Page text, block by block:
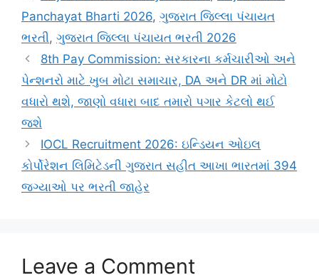
Panchayat Bharti 2026, ગુજરાત જિલ્લા પંચાયત
ભરતી, ગુજરાત જિલ્લા પંચાયત ભરતી 2026
8th Pay Commission: સરકારના કર્મચારીઓ અને
પેન્શનરો માટે ખુબ મોટા સમાચાર, DA અને DR માં મોટો
વધારો થશે, જાણો વધારા બાદ તમારો પગાર કેટલો થઈ
જશે
IOCL Recruitment 2026: ઇન્ડિયન ઓઇલ
કોર્પોરેશન લિમિટેડની ગુજરાત સહીત આખા ભારતમાં 394
જગ્યાઓ પર ભરતી જાહેર
Leave a Comment